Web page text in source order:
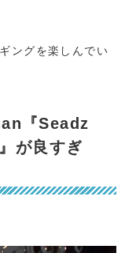
ングを楽しんでい
『Seadz
が良すぎ